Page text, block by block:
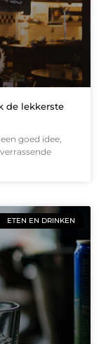
de lekkerste
goed idee,
ETEN EN DRINKEN